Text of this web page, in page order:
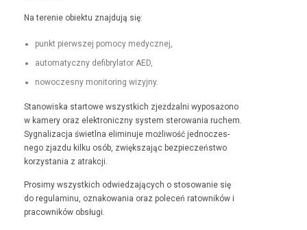
Na tere­nie obiek­tu zna­j­du­ją się:
punkt pier­wszej pomo­cy medycznej,
automaty­czny defi­bry­la­tor AED,
nowoczes­ny mon­i­tor­ing wizyjny.
Stanowiska star­towe wszys­t­kich zjeżdżal­ni wyposażono
w kamery oraz elek­tron­iczny sys­tem sterowa­nia ruchem.
Syg­nal­iza­c­ja świ­etl­na elimin­u­je możli­wość jed­noczes­
nego zjaz­du kilku osób, zwięk­sza­jąc bez­pieczeńst­wo
korzys­ta­nia z atrakcji.
Prosimy wszys­t­kich odwiedza­ją­cych o stosowanie się
do reg­u­laminu, oznakowa­nia oraz pole­ceń ratown­ików i
pra­cown­ików obsługi.